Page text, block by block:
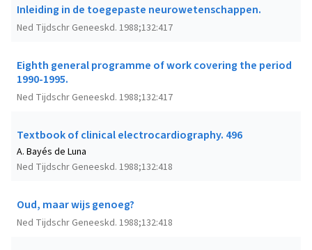
Inleiding in de toegepaste neurowetenschappen.
Ned Tijdschr Geneeskd. 1988;132:417
Eighth general programme of work covering the period
1990-1995.
Ned Tijdschr Geneeskd. 1988;132:417
Textbook of clinical electrocardiography. 496
Ned Tijdschr Geneeskd. 1988;132:418
A. Bayés de Luna
Oud, maar wijs genoeg?
Ned Tijdschr Geneeskd. 1988;132:418